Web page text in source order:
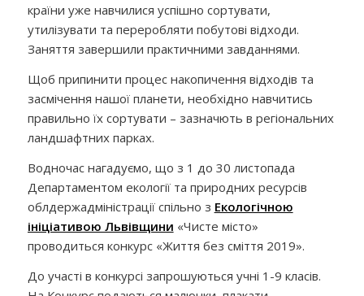
країни уже навчилися успішно сортувати,
утилізувати та переробляти побутові відходи.
Заняття завершили практичними завданнями.
Щоб припинити процес накопичення відходів та
засмічення нашої планети, необхідно навчитись
правильно їхсортувати – зазначють в регіональних
ландшафтних парках.
Водночас нагадуємо, що з 1 до 30 листопада
Департаментом екології та природних ресурсів
облдержадміністрації спільно з Екологічною
ініціативою Львівщини «Чисте місто»
проводиться конкурс «Життя без сміття 2019».
До участі в конкурсі запрошуються учні 1-9 класів.